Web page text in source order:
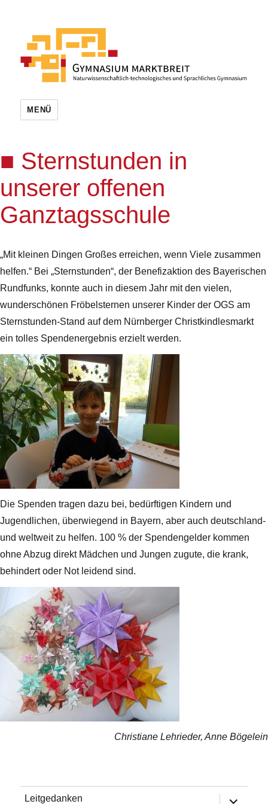
MENÜ
Sternstunden in
unserer offenen
Ganztagsschule
„Mit kleinen Dingen Großes erreichen, wenn Viele zusammen
helfen.“ Bei „Sternstunden“, der Benefizaktion des Bayerischen
Rundfunks, konnte auch in diesem Jahr mit den vielen,
wunderschönen Fröbelsternen unserer Kinder der OGS am
Sternstunden-Stand auf dem Nürnberger Christkindlesmarkt
ein tolles Spendenergebnis erzielt werden.
Die Spenden tragen dazu bei, bedürftigen Kindern und
Jugendlichen, überwiegend in Bayern, aber auch deutschland-
und weltweit zu helfen. 100 % der Spendengelder kommen
ohne Abzug direkt Mädchen und Jungen zugute, die krank,
behindert oder Not leidend sind.
Christiane Lehrieder, Anne Bögelein
Leitgedanken